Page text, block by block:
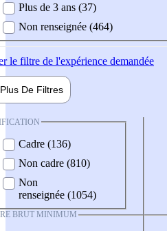
Plus de 3 ans (37)
Non renseignée (464)
le filtre de l'expérience demandée
Plus De Filtres
Cadre (136)
Non cadre (810)
Non
renseignée (1054)
BRUT MINIMUM